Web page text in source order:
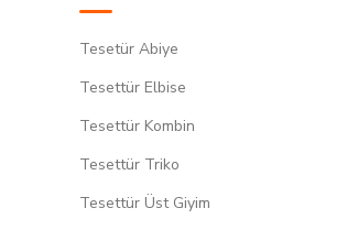
Tesetür Abiye
Tesettür Elbise
Tesettür Kombin
Tesettür Triko
Tesettür Üst Giyim